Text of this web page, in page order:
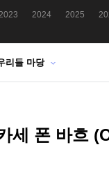
2024 2025
리들 마당
세 폰 바흐